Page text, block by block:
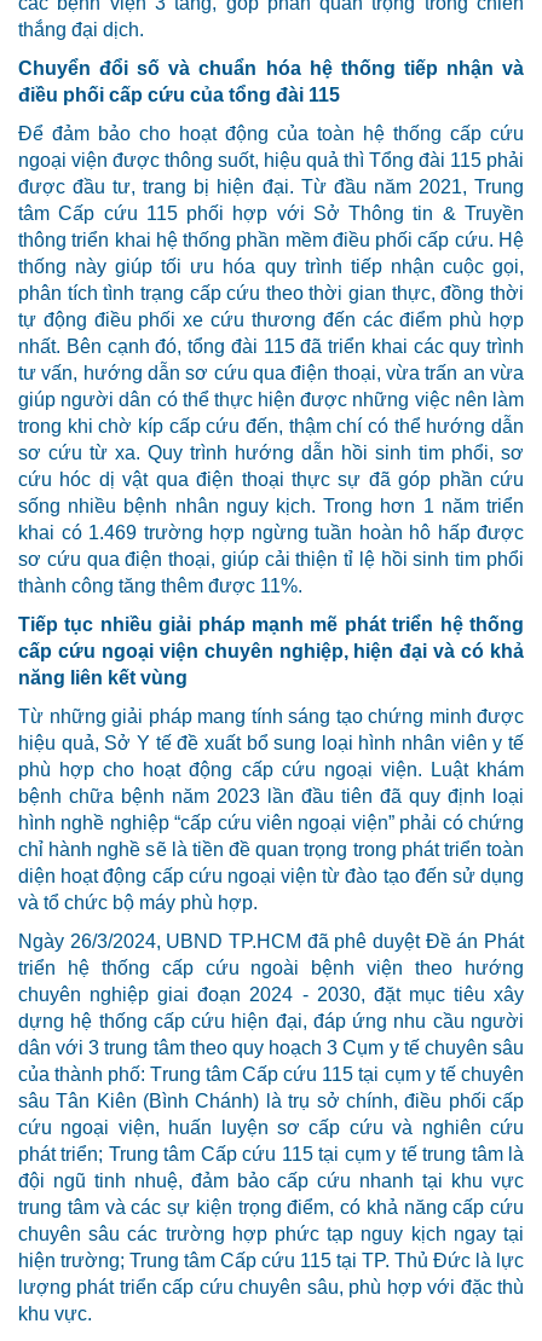
thắng đại dịch.
Chuyển đổi số và chuẩn hóa hệ thống tiếp nhận và
điều phối cấp cứu của tổng đài 115
Để đảm bảo cho hoạt động của toàn hệ thống cấp cứu
ngoại viện được thông suốt, hiệu quả thì Tổng đài 115 phải
được đầu tư, trang bị hiện đại. Từ đầu năm 2021, Trung
tâm Cấp cứu 115 phối hợp với Sở Thông tin & Truyền
thông triển khai hệ thống phần mềm điều phối cấp cứu. Hệ
thống này giúp tối ưu hóa quy trình tiếp nhận cuộc gọi,
phân tích tình trạng cấp cứu theo thời gian thực, đồng thời
tự động điều phối xe cứu thương đến các điểm phù hợp
nhất. Bên cạnh đó, tổng đài 115 đã triển khai các quy trình
tư vấn, hướng dẫn sơ cứu qua điện thoại, vừa trấn an vừa
giúp người dân có thể thực hiện được những việc nên làm
trong khi chờ kíp cấp cứu đến, thậm chí có thể hướng dẫn
sơ cứu từ xa. Quy trình hướng dẫn hồi sinh tim phổi, sơ
cứu hóc dị vật qua điện thoại thực sự đã góp phần cứu
sống nhiều bệnh nhân nguy kịch. Trong hơn 1 năm triển
khai có 1.469 trường hợp ngừng tuần hoàn hô hấp được
sơ cứu qua điện thoại, giúp cải thiện tỉ lệ hồi sinh tim phổi
thành công tăng thêm được 11%.
Tiếp tục nhiều giải pháp mạnh mẽ phát triển hệ thống
cấp cứu ngoại viện chuyên nghiệp, hiện đại và có khả
năng liên kết vùng
Từ những giải pháp mang tính sáng tạo chứng minh được
hiệu quả, Sở Y tế đề xuất bổ sung loại hình nhân viên y tế
phù hợp cho hoạt động cấp cứu ngoại viện. Luật khám
bệnh chữa bệnh năm 2023 lần đầu tiên đã quy định loại
hình nghề nghiệp “cấp cứu viên ngoại viện” phải có chứng
chỉ hành nghề sẽ là tiền đề quan trọng trong phát triển toàn
diện hoạt động cấp cứu ngoại viện từ đào tạo đến sử dụng
và tổ chức bộ máy phù hợp.
Ngày 26/3/2024, UBND TP.HCM đã phê duyệt Đề án Phát
triển hệ thống cấp cứu ngoài bệnh viện theo hướng
chuyên nghiệp giai đoạn 2024 - 2030, đặt mục tiêu xây
dựng hệ thống cấp cứu hiện đại, đáp ứng nhu cầu người
dân với 3 trung tâm theo quy hoạch 3 Cụm y tế chuyên sâu
của thành phố: Trung tâm Cấp cứu 115 tại cụm y tế chuyên
sâu Tân Kiên (Bình Chánh) là trụ sở chính, điều phối cấp
cứu ngoại viện, huấn luyện sơ cấp cứu và nghiên cứu
phát triển; Trung tâm Cấp cứu 115 tại cụm y tế trung tâm là
đội ngũ tinh nhuệ, đảm bảo cấp cứu nhanh tại khu vực
trung tâm và các sự kiện trọng điểm, có khả năng cấp cứu
chuyên sâu các trường hợp phức tạp nguy kịch ngay tại
hiện trường; Trung tâm Cấp cứu 115 tại TP. Thủ Đức là lực
lượng phát triển cấp cứu chuyên sâu, phù hợp với đặc thù
khu vực.